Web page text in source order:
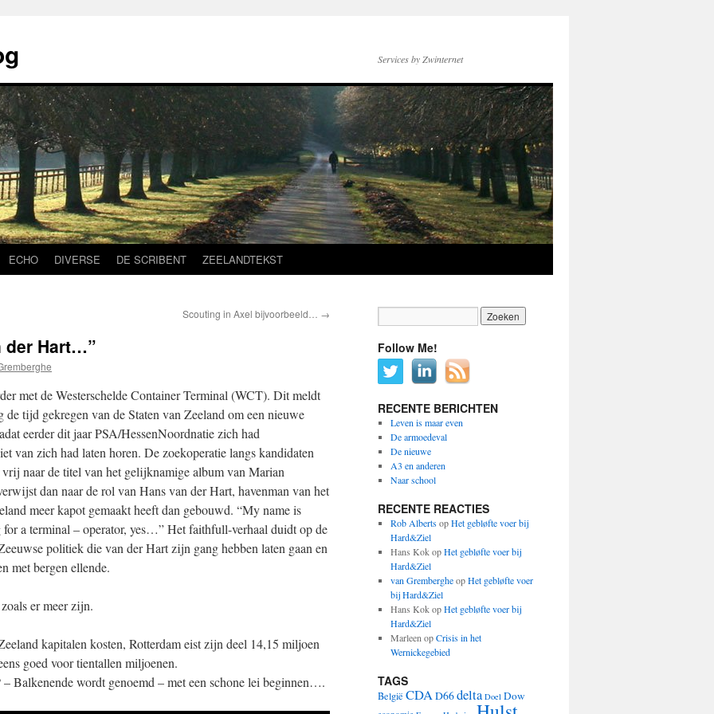
Services by Zwinternet
ECHO DIVERSE DE SCRIBENT ZEELANDTEKST
Scouting in Axel bijvoorbeeld… →
der Hart…”
met de Westerschelde Container Terminal (WCT). Dit meldt
de tijd gekregen van de Staten van Zeeland om een nieuwe
eerder dit jaar PSA/HessenNoordnatie zich had
van zich had laten horen. De zoekoperatie langs kandidaten
naar de titel van het gelijknamige album van Marian
dan naar de rol van Hans van der Hart, havenman van het
meer kapot gemaakt heeft dan gebouwd. “My name is
a terminal – operator, yes…” Het faithfull-verhaal duidt op de
politiek die van der Hart zijn gang hebben laten gaan en
met bergen ellende.
er meer zijn.
kapitalen kosten, Rotterdam eist zijn deel 14,15 miljoen
goed voor tientallen miljoenen.
Balkenende wordt genoemd – met een schone lei beginnen….
Follow Me!
RECENTE BERICHTEN
Leven is maar even
De armoedeval
De nieuwe
A3 en anderen
Naar school
RECENTE REACTIES
Rob AlbertsopHet gebløfte voer bij
Hard&Ziel
Hans KokopHet gebløfte voer bij
Hard&Ziel
van GrembergheopHet gebløfte voer
bij Hard&Ziel
Hans KokopHet gebløfte voer bij
Hard&Ziel
Marleen opCrisis in het
Wernickegebied
TAGS
België CDAD66delta Doel Dow